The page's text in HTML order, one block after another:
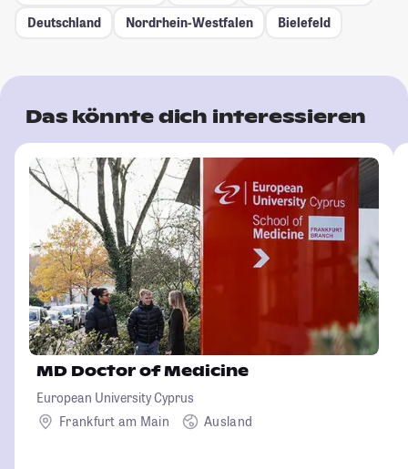
Deutschland
Nordrhein-Westfalen Bielefeld
Das könnte dich interessieren
MD Doctor of Medicine
European University Cyprus
Frankfurt am Main
Ausland